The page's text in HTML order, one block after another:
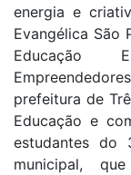
energia e
Evangélica São
Educação
prefeitura de
Educação e
estudantes do
municipal,